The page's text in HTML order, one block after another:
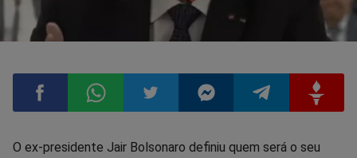
CompartilharCompartilharCompartilharCompartilharCompartilhar
O ex-presidente Jair Bolsonaro definiu quem será o seu